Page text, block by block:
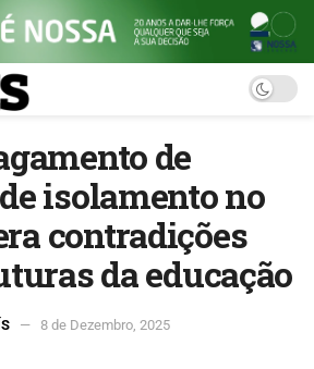
de
isolamento no
contradições
da educação
8 de Dezembro, 2025